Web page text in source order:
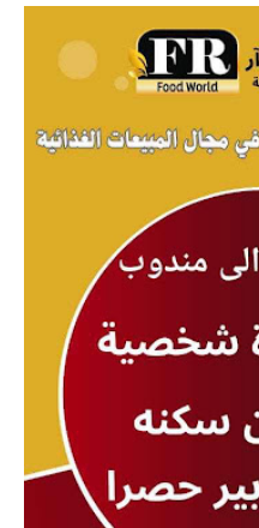
المرحلة المتوسطة
المرحلة الاعدادية
مواضيع انشاء
المرحلة الابتدائية
المرحلة المتوسطة
المرحلة الاعدادية
اخبار وقرارات وزارة التعليم
استمارة القبول المركزي